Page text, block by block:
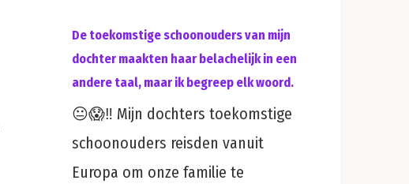
De toekomstige schoonouders van mijn
dochter maakten haar belachelijk in een
andere taal, maar ik begreep elk woord.
😐😱‼️ Mijn dochters toekomstige
schoonouders reisden vanuit
Europa om onze familie te